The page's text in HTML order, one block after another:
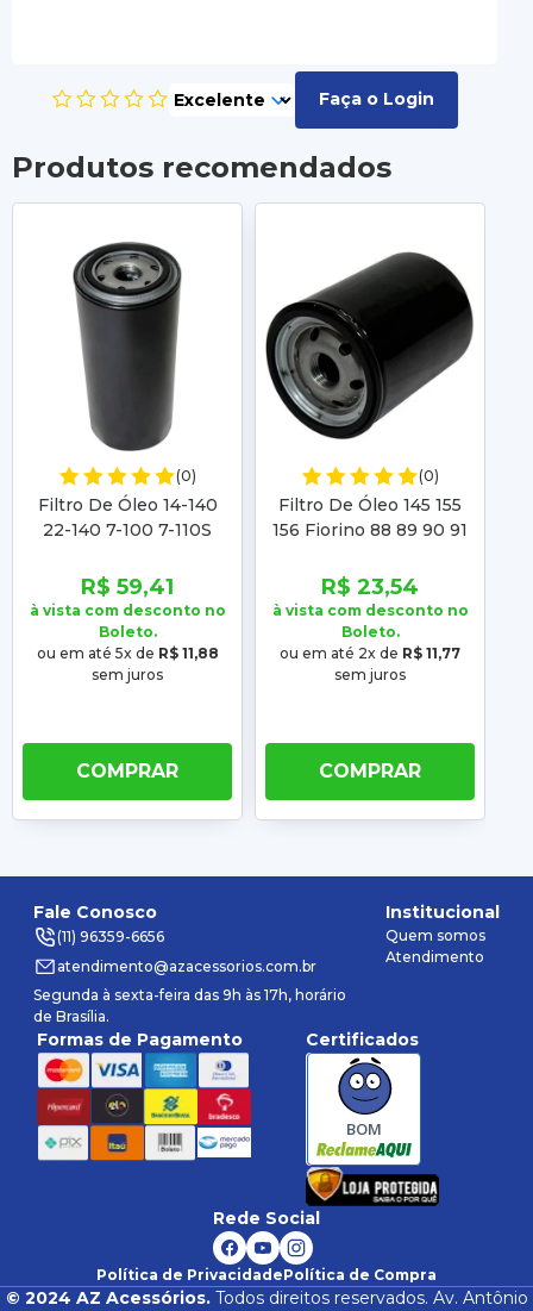
Faça o Login
Produtos recomendados
(0)
Filtro De Óleo 14-140
22-140 7-100 7-110S
86 87 88 89 90 91 92 93
94
R$ 59,41
à vista com desconto no
Boleto.
ou em até 5x de R$ 11,88
sem juros
COMPRAR
(0)
Filtro De Óleo 145 155
156 Fiorino 88 89 90 91
00 01 02 03 04
R$ 23,54
à vista com desconto no
Boleto.
ou em até 2x de R$ 11,77
sem juros
COMPRAR
Fale Conosco
(11) 96359-6656
atendimento@azacessorios.com.br
Segunda à sexta-feira das 9h às 17h, horário
de Brasília.
Institucional
Quem somos
Atendimento
Formas de Pagamento Certificados
BOM
Rede Social
Política de PrivacidadePolítica de Compra
© 2024 AZ Acessórios.Todos direitos reservados. Av. Antônio